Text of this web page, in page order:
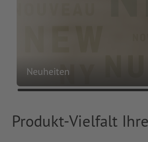
Neuheiten
Produkt-Vielfalt